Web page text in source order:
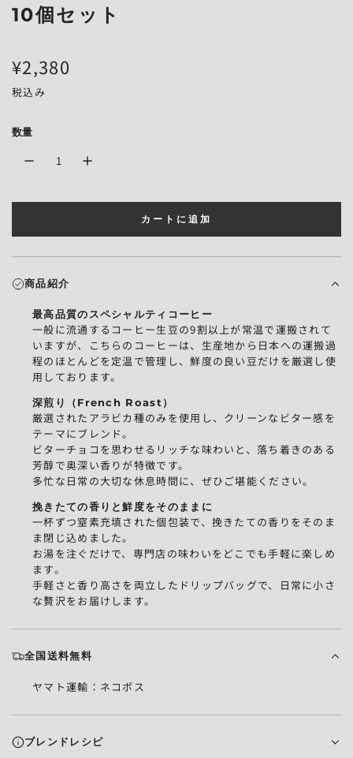
10個セット
通
常
価
¥2,380
税込み
数量
カートに追加
読
み
込
.
.
商品紹介
最高品質のスペシャルティコーヒー
一般に流通するコーヒー生豆の9割以上が常温で運搬されて
いますが、こちらのコーヒーは、生産地から日本への運搬過
程のほとんどを定温で管理し、鮮度の良い豆だけを厳選し使
用しております。
深煎り（French Roast）
厳選されたアラビカ種のみを使用し、クリーンなビター感を
テーマにブレンド。
ビターチョコを思わせるリッチな味わいと、落ち着きのある
芳醇で奥深い香りが特徴です。
多忙な日常の大切な休息時間に、ぜひご堪能ください。
挽きたての香りと鮮度をそのままに
一杯ずつ窒素充填された個包装で、挽きたての香りをそのま
ま閉じ込めました。
お湯を注ぐだけで、専門店の味わいをどこでも手軽に楽しめ
ます。
手軽さと香り高さを両立したドリップバッグで、日常に小さ
な贅沢をお届けします。
全国送料無料
ヤマト運輸：ネコポス
ブレンドレシピ